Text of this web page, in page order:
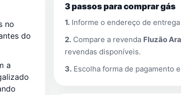
no
do
a
3 passos para comprar gás
1. Informe o endereço de
2. Compare a revenda Fluzão
revendas disponíveis.
3. Escolha forma de pagamento